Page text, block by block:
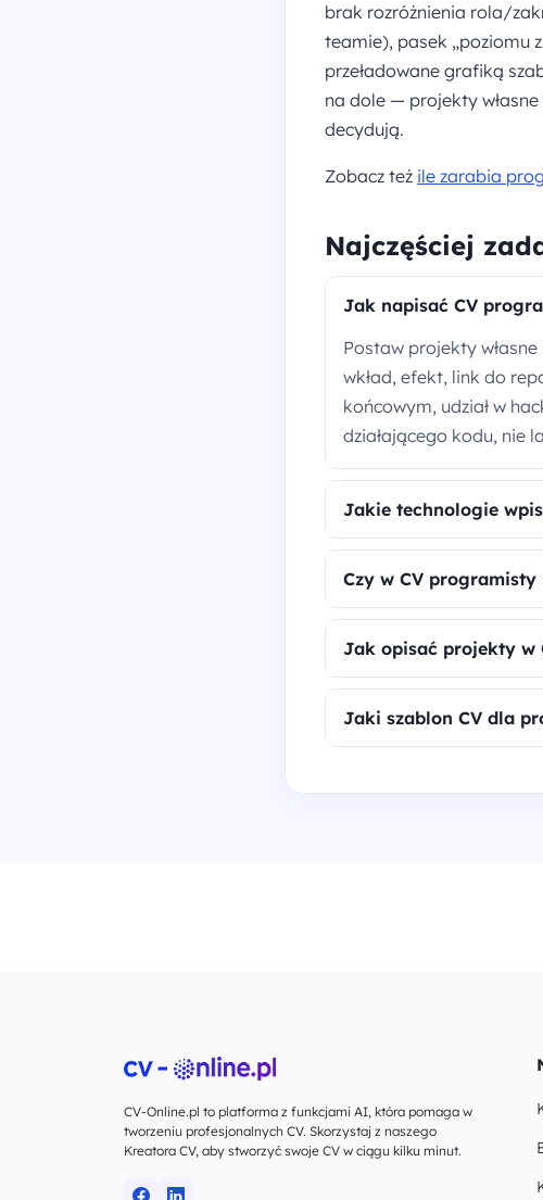
brak rozróżnienia rola/
teamie), pasek „poziomu
przeładowane grafiką
na dole — projekty
decydują.
Zobacz też ile zarabia
Najczęściej
Jak napisać CV
Postaw projekty
wkład, efekt, link do
końcowym, udział w
działającego kodu, nie
Jakie technologie
Czy w CV
Jak opisać projekty w
Jaki szablon CV dla
CV-Online.pl to platforma z funkcjami AI, która pomaga w
tworzeniu profesjonalnych CV. Skorzystaj z naszego
Kreatora CV, aby stworzyć swoje CV w ciągu kilku minut.